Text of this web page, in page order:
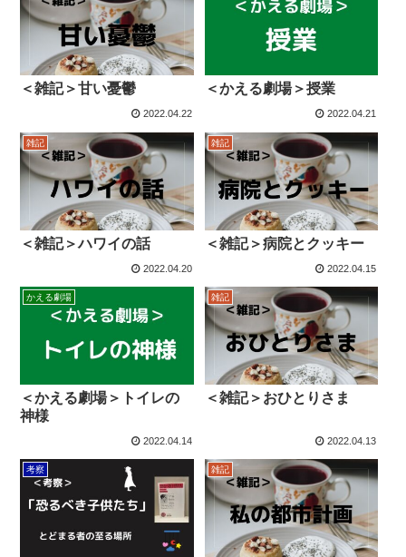
＜雑記＞甘い憂鬱
2022.04.22
＜かえる劇場＞授業
2022.04.21
雑記
＜雑記＞ハワイの話
2022.04.20
雑記
＜雑記＞病院とクッキー
2022.04.15
かえる劇場
＜かえる劇場＞トイレの
神様
2022.04.14
雑記
＜雑記＞おひとりさま
2022.04.13
考察 雑記